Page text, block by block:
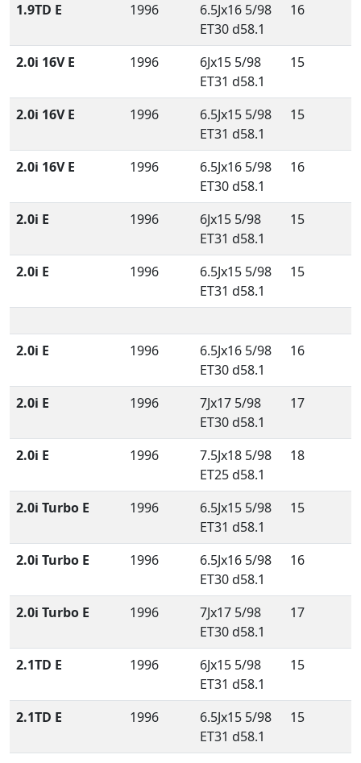
1.9TD E 1996
6.5Jx16 5/98
ET30 d58.1
16
2.0i 16V E 1996
6Jx15 5/98
ET31 d58.1
15
2.0i 16V E 1996
6.5Jx15 5/98
ET31 d58.1
15
2.0i 16V E 1996
6.5Jx16 5/98
ET30 d58.1
16
2.0i E 1996
6Jx15 5/98
ET31 d58.1
15
2.0i E 1996
6.5Jx15 5/98
ET31 d58.1
15
2.0i E 1996
6.5Jx16 5/98
ET30 d58.1
16
2.0i E 1996
7Jx17 5/98
ET30 d58.1
17
2.0i E 1996
7.5Jx18 5/98
ET25 d58.1
18
2.0i Turbo E 1996
6.5Jx15 5/98
ET31 d58.1
15
2.0i Turbo E 1996
6.5Jx16 5/98
ET30 d58.1
16
2.0i Turbo E 1996
7Jx17 5/98
ET30 d58.1
17
2.1TD E 1996
6Jx15 5/98
ET31 d58.1
15
2.1TD E 1996
6.5Jx15 5/98
ET31 d58.1
15